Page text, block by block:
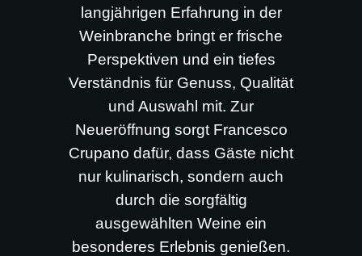
langjährigen Erfahrung in der
Weinbranche bringt er frische
Perspektiven und ein tiefes
Verständnis für Genuss, Qualität
und Auswahl mit. Zur
Neueröffnung sorgt Francesco
Crupano dafür, dass Gäste nicht
nur kulinarisch, sondern auch
durch die sorgfältig
ausgewählten Weine ein
besonderes Erlebnis genießen.